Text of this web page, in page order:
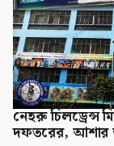
নেহরু চিলড্রেন্স
দফতরের, আশার